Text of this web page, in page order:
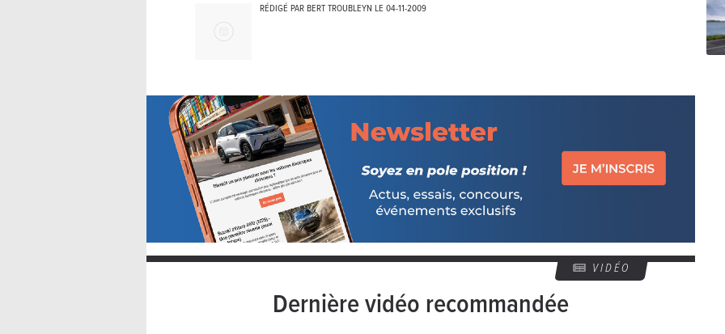
RÉDIGÉ PAR BERT TROUBLEYN LE 04-11-2009
VIDÉO
Dernière vidéo recommandée